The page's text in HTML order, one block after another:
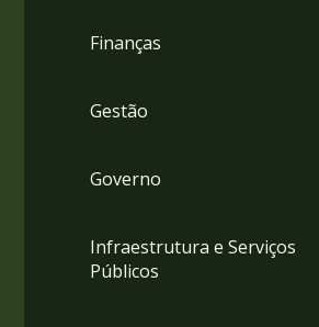
Finanças
Gestão
Governo
Infraestrutura e Serviços
Públicos